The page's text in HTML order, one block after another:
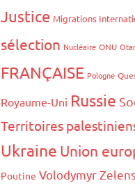
Justice Migrations
sélection Nucléaire ONU
FRANÇAISE Pologne
Royaume-Uni Russie
Territoires
Ukraine Union
Poutine Volodymyr